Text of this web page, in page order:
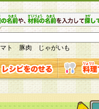
マト 豚肉 じゃがいも